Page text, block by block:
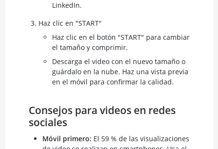
LinkedIn.
Haz clic en "START"
Haz clic en el botón "START" para cambiar
el tamaño y comprimir.
Descarga el video con el nuevo tamaño o
guárdalo en la nube. Haz una vista previa
en el móvil para confirmar la calidad.
Consejos para videos en redes
sociales
Móvil primero: El 59 % de las visualizaciones